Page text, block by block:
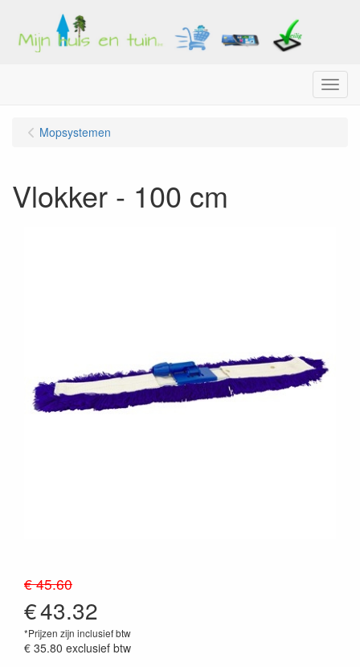
Menu
Mopsystemen
Vlokker - 100 cm
€ 45.60
€43.32
*Prijzen zijn inclusief btw
€ 35.80 exclusief btw